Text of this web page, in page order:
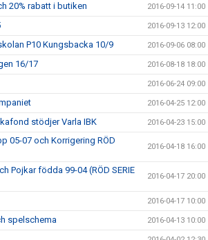
20% rabatt i butiken 2016-09-14 11:00
2016-09-13 12:00
P10 Kungsbacka 10/9 2016-09-06 08:00
16/17 2016-08-18 18:00
2016-06-24 09:00
2016-04-25 12:00
stödjer Varla IBK 2016-04-23 15:00
05-07 och Korrigering RÖD
2016-04-18 16:00
Pojkar födda 99-04 (RÖD SERIE
2016-04-17 20:00
2016-04-17 10:00
spelschema 2016-04-13 10:00